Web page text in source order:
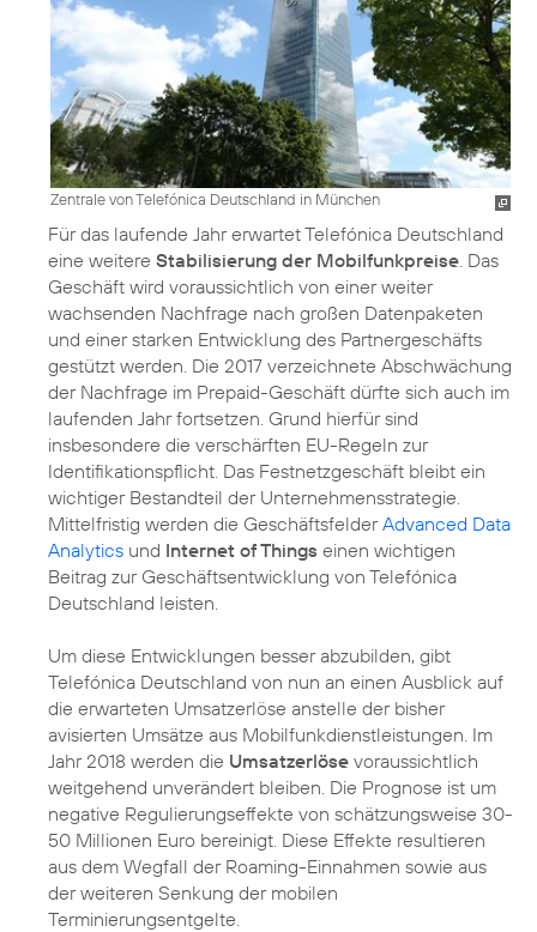
Zentrale von Telefónica Deutschland in München
Für das laufende Jahr erwartet Telefónica Deutschland
eine weitere Stabilisierung der Mobilfunkpreise . Das
Geschäft wird voraussichtlich von einer weiter
wachsenden Nachfrage nach großen Datenpaketen
und einer starken Entwicklung des Partnergeschäfts
gestützt werden. Die 2017 verzeichnete Abschwächung
der Nachfrage im Prepaid-Geschäft dürfte sich auch im
laufenden Jahr fortsetzen. Grund hierfür sind
insbesondere die verschärften EU-Regeln zur
Identifikationspflicht. Das Festnetzgeschäft bleibt ein
wichtiger Bestandteil der Unternehmensstrategie.
Mittelfristig werden die GeschäftsfelderAdvanced Data
Analytics und Internet of Things einen wichtigen
Beitrag zur Geschäftsentwicklung von Telefónica
Deutschland leisten.
Um diese Entwicklungen besser abzubilden, gibt
Telefónica Deutschland von nun an einen Ausblick auf
die erwarteten Umsatzerlöse anstelle der bisher
avisierten Umsätze aus Mobilfunkdienstleistungen. Im
Jahr 2018 werden die Umsatzerlöse voraussichtlich
weitgehend unverändert bleiben. Die Prognose ist um
negative Regulierungseffekte von schätzungsweise 30-
50 Millionen Euro bereinigt. Diese Effekte resultieren
aus dem Wegfall der Roaming-Einnahmen sowie aus
der weiteren Senkung der mobilen
Terminierungsentgelte.